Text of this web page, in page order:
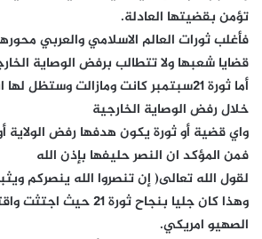
تؤمن بقضيتها العادلة.
فأغلب ثورات العالم الاسلامي والعربي
قضايا شعبها ولا تتطالب برفض الوصاية
أما ثورة ٢١سبتمبر كانت ومازالت وستظل
خلال رفض الوصاية الخارجية
واي قضية أو ثورة يكون هدفها رفض الولاية أو
فمن المؤكد ان النصر حليفها بإذن الله
لقول الله تعالى( إن تنصروا الله ينصركم
وهذا كان جليا بنجاح ثورة
الصهيو امريكي.